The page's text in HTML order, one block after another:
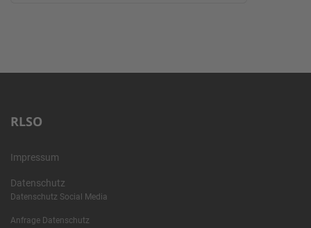
RLSO
Impressum
Datenschutz
Datenschutz Social Media
Anfrage Datenschutz